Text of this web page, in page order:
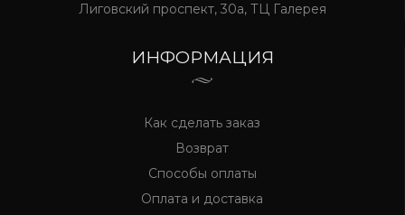
Лиговский проспект, 30а, ТЦ Галерея
ИНФОРМАЦИЯ
Как сделать заказ
Возврат
Способы оплаты
Оплата и доставка